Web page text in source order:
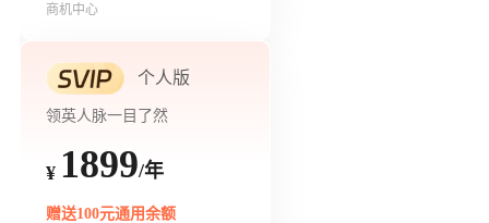
商机中心
个人版
领英人脉一目了然
¥ 1899/年
赠送100元通用余额